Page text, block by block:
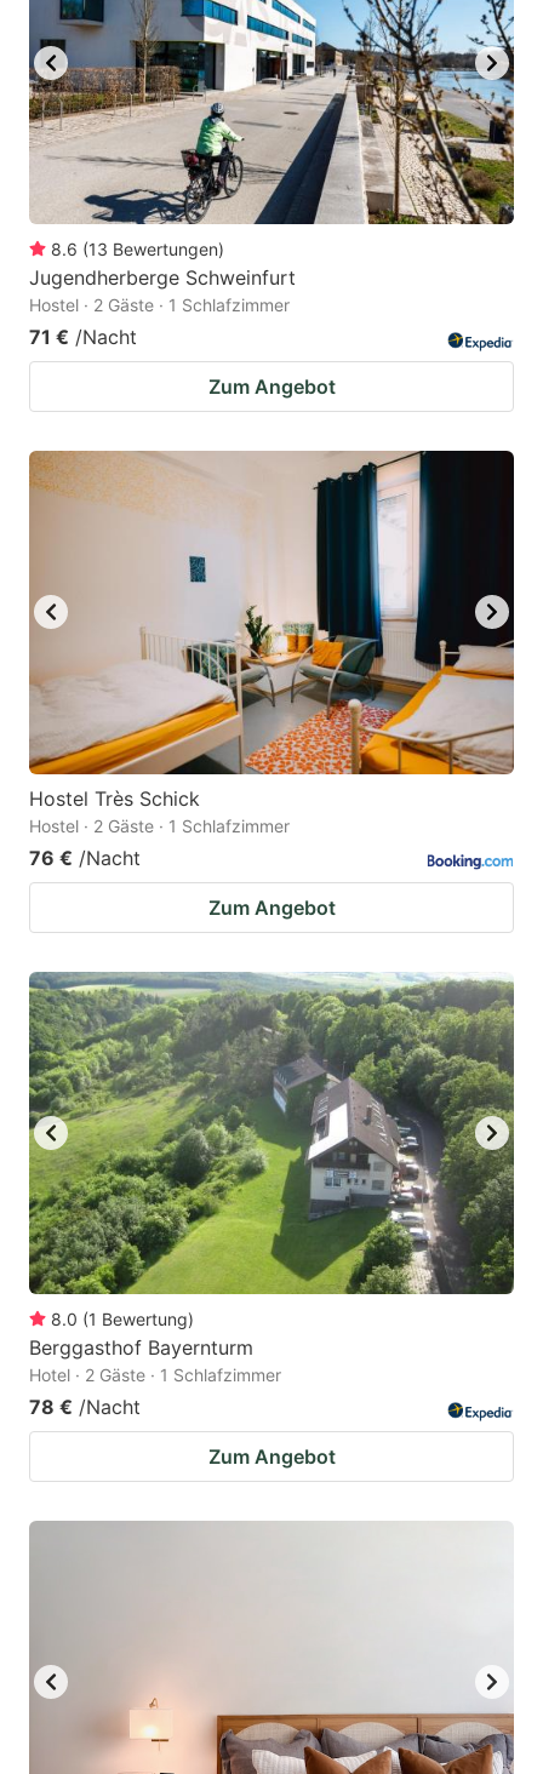
8.6 (13 Bewertungen)
Jugendherberge Schweinfurt
Hostel · 2 Gäste · 1 Schlafzimmer
71 € /Nacht
Zum Angebot
Hostel Très Schick
Hostel · 2 Gäste · 1 Schlafzimmer
76 € /Nacht
Zum Angebot
8.0 (1 Bewertung)
Berggasthof Bayernturm
Hotel · 2 Gäste · 1 Schlafzimmer
78 € /Nacht
Zum Angebot